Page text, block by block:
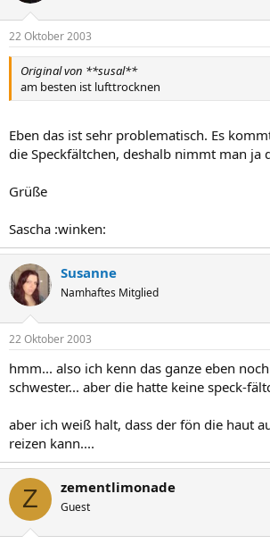
22 Oktober 2003
Original von **susal**
am besten ist lufttrocknen
Eben das ist sehr problematisch. Es
die Speckfältchen, deshalb nimmt man ja
Grüße
Sascha :winken:
Susanne
Namhaftes Mitglied
22 Oktober 2003
hmm... also ich kenn das ganze eben
schwester... aber die hatte keine speck-
aber ich weiß halt, dass der fön die haut
reizen kann....
Z zementlimonade
Guest